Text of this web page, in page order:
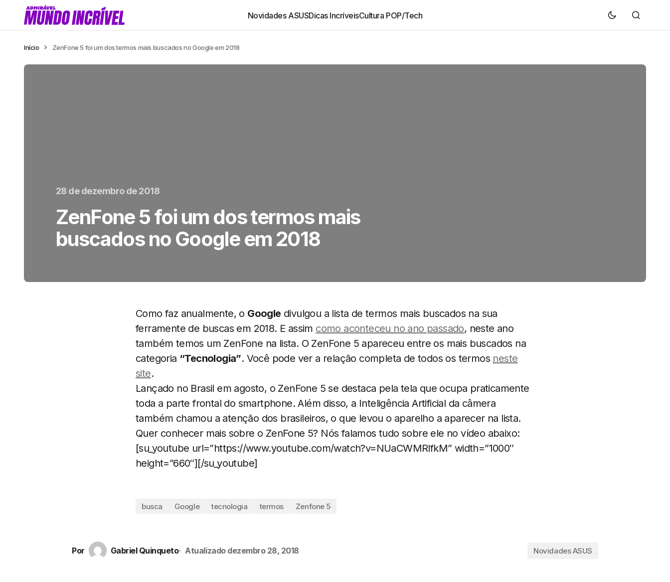
Novidades ASUSDicas IncríveisCultura POP/Tech
Início ZenFone 5 foi um dos termos mais buscados no Google em 2018
28 de dezembro de 2018
ZenFone 5 foi um dos termos mais
buscados no Google em 2018
Como faz anualmente, o Google divulgou a lista de termos mais buscados na sua
ferramente de buscas em 2018. E assim como aconteceu no ano passado, neste ano
também temos um ZenFone na lista. O ZenFone 5 apareceu entre os mais buscados na
categoria “Tecnologia”. Você pode ver a relação completa de todos os termos neste
site.
Lançado no Brasil em agosto, o ZenFone 5 se destaca pela tela que ocupa praticamente
toda a parte frontal do smartphone. Além disso, a Inteligência Artificial da câmera
também chamou a atenção dos brasileiros, o que levou o aparelho a aparecer na lista.
Quer conhecer mais sobre o ZenFone 5? Nós falamos tudo sobre ele no vídeo abaixo:
[su_youtube url=”https://www.youtube.com/watch?v=NUaCWMRlfkM” width=”1000″
height=”660″][/su_youtube]
busca Google tecnologia termos Zenfone 5
Por Gabriel Quinqueto Atualizado dezembro 28, 2018 Novidades ASUS